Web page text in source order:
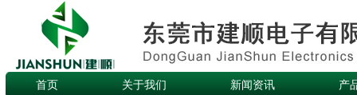
首页 关于我们 新闻资讯 产